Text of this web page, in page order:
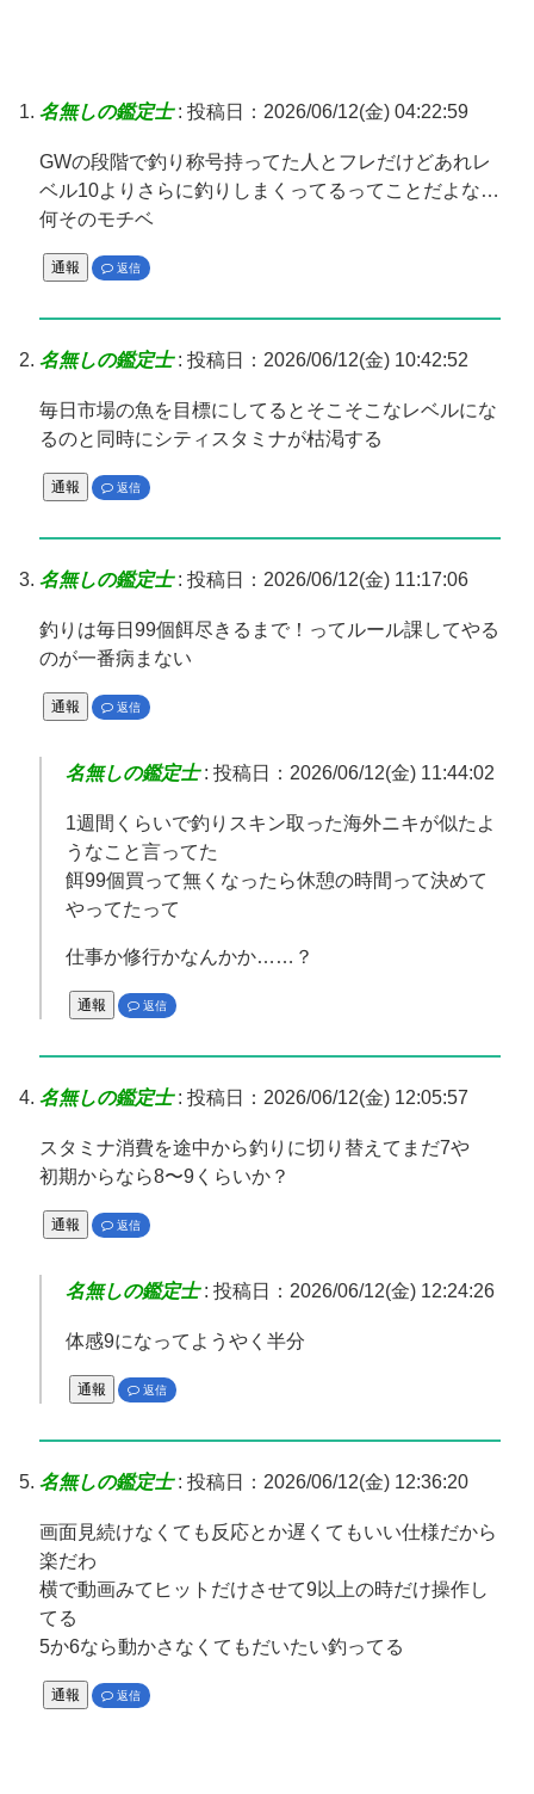
名無しの鑑定士: 投稿日：2026/06/12(金) 04:22:59
GWの段階で釣り称号持ってた人とフレだけどあれレ
ベル10よりさらに釣りしまくってるってことだよな…
何そのモチベ
通報 返信
名無しの鑑定士: 投稿日：2026/06/12(金) 10:42:52
毎日市場の魚を目標にしてるとそこそこなレベルにな
るのと同時にシティスタミナが枯渇する
通報 返信
名無しの鑑定士: 投稿日：2026/06/12(金) 11:17:06
釣りは毎日99個餌尽きるまで！ってルール課してやる
のが一番病まない
通報 返信
名無しの鑑定士: 投稿日：2026/06/12(金) 11:44:02
1週間くらいで釣りスキン取った海外ニキが似たよ
うなこと言ってた
餌99個買って無くなったら休憩の時間って決めて
やってたって
仕事か修行かなんかか……？
通報 返信
名無しの鑑定士: 投稿日：2026/06/12(金) 12:05:57
スタミナ消費を途中から釣りに切り替えてまだ7や
初期からなら8〜9くらいか？
通報 返信
名無しの鑑定士: 投稿日：2026/06/12(金) 12:24:26
体感9になってようやく半分
通報 返信
名無しの鑑定士: 投稿日：2026/06/12(金) 12:36:20
画面見続けなくても反応とか遅くてもいい仕様だから
楽だわ
横で動画みてヒットだけさせて9以上の時だけ操作し
てる
5か6なら動かさなくてもだいたい釣ってる
通報 返信